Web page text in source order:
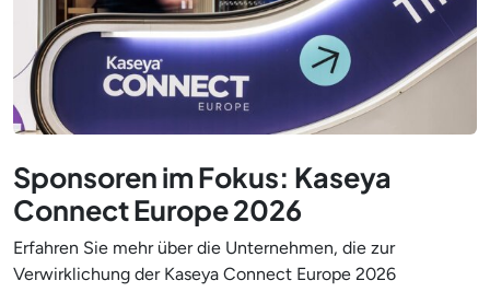
Sponsoren im Fokus: Kaseya
Connect Europe 2026
Erfahren Sie mehr über die Unternehmen, die zur
Verwirklichung der Kaseya Connect Europe 2026